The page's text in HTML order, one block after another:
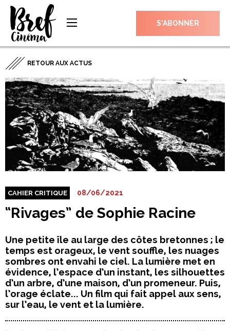
S’ABONNER
RETOUR AUX ACTUS
CAHIER CRITIQUE 08/06/2021
“Rivages” de Sophie Racine
Une petite île au large des côtes bretonnes ; le
temps est orageux, le vent souffle, les nuages
sombres ont envahi le ciel. La lumière met en
évidence, l’espace d’un instant, les silhouettes
d’un arbre, d’une maison, d’un promeneur. Puis,
l’orage éclate... Un film qui fait appel aux sens,
sur l’eau, le vent et la lumière.